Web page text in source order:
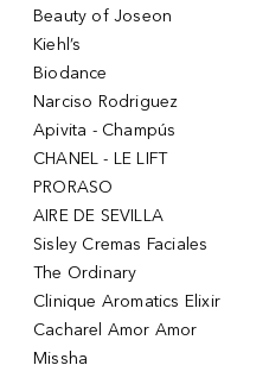
Beauty of Joseon
Kiehl’s
Biodance
Narciso Rodriguez
Apivita - Champús
CHANEL - LE LIFT
PRORASO
AIRE DE SEVILLA
Sisley Cremas Faciales
The Ordinary
Clinique Aromatics Elixir
Cacharel Amor Amor
Missha